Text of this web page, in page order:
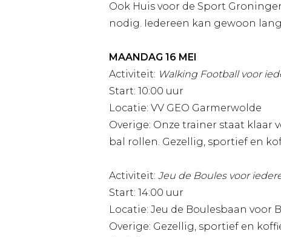
Ook Huis voor de Sport
nodig. Iedereen kan gewoon
MAANDAG 16 MEI
Activiteit: Walking Football voor
Start: 10:00 uur
Locatie: VV GEO Garmerwolde
Overige: Onze trainer staat
bal rollen. Gezellig, sportief en
Activiteit: Jeu de Boules voor
Start: 14:00 uur
Locatie: Jeu de Boulesbaan voor
Overige: Gezellig, sportief en